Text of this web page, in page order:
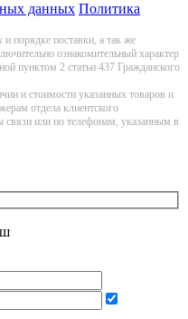
данных Политика
порядке поставки, а так же
ознакомительный харaктер
пунктoм 2 стaтьи 437 Граждaнского
и стоимости указанных товаров и
отдела клиентского
или по телефонам, указанным в